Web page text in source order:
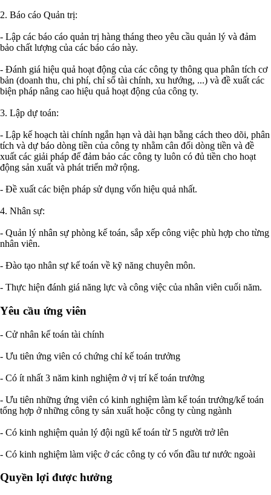
2. Báo cáo Quản trị:
- Lập các báo cáo quản trị hàng tháng theo yêu cầu quản lý và đảm
bảo chất lượng của các báo cáo này.
- Đánh giá hiệu quả hoạt động của các công ty thông qua phân tích cơ
bản (doanh thu, chi phí, chỉ số tài chính, xu hướng, ...) và đề xuất các
biện pháp nâng cao hiệu quả hoạt động của công ty.
3. Lập dự toán:
- Lập kế hoạch tài chính ngắn hạn và dài hạn bằng cách theo dõi, phân
tích và dự báo dòng tiền của công ty nhằm cân đối dòng tiền và đề
xuất các giải pháp để đảm bảo các công ty luôn có đủ tiền cho hoạt
động sản xuất và phát triển mở rộng.
- Đề xuất các biện pháp sử dụng vốn hiệu quả nhất.
4. Nhân sự:
- Quản lý nhân sự phòng kế toán, sắp xếp công việc phù hợp cho từng
nhân viên.
- Đào tạo nhân sự kế toán về kỹ năng chuyên môn.
- Thực hiện đánh giá năng lực và công việc của nhân viên cuối năm.
Yêu cầu ứng viên
- Cử nhân kế toán tài chính
- Ưu tiên ứng viên có chứng chỉ kế toán trưởng
- Có ít nhất 3 năm kinh nghiệm ở vị trí kế toán trưởng
- Ưu tiên những ứng viên có kinh nghiệm làm kế toán trưởng/kế toán
tổng hợp ở những công ty sản xuất hoặc công ty cùng ngành
- Có kinh nghiệm quản lý đội ngũ kế toán từ 5 người trở lên
- Có kinh nghiệm làm việc ở các công ty có vốn đầu tư nước ngoài
Quyền lợi được hưởng